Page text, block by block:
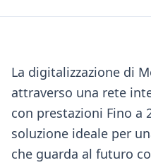
La digitalizzazione di
attraverso una rete
con prestazioni Fino a
soluzione ideale per
che guarda al futuro